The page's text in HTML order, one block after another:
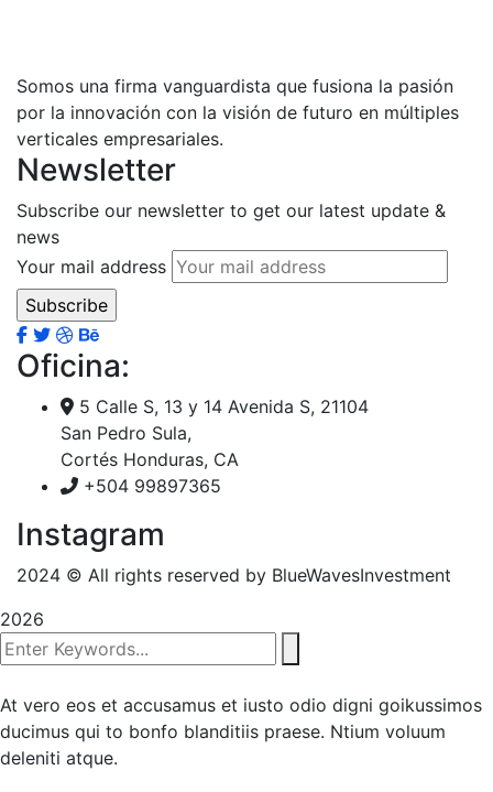
Somos una firma vanguardista que fusiona la pasión
por la innovación con la visión de futuro en múltiples
verticales empresariales.
Newsletter
Subscribe our newsletter to get our latest update &
news
Your mail address
Oficina:
5 Calle S, 13 y 14 Avenida S, 21104
San Pedro Sula,
Cortés Honduras, CA
+504 99897365
Instagram
2024 © All rights reserved by BlueWavesInvestment
2026
At vero eos et accusamus et iusto odio digni goikussimos
ducimus qui to bonfo blanditiis praese. Ntium voluum
deleniti atque.